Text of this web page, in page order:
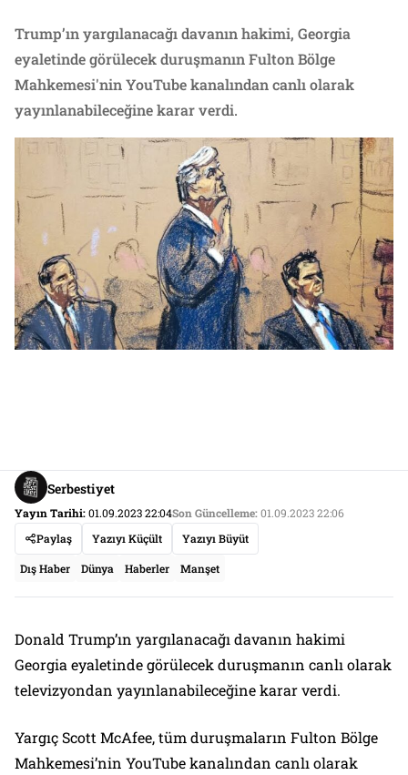
Trump’ın yargılanacağı davanın hakimi, Georgia
eyaletinde görülecek duruşmanın Fulton Bölge
Mahkemesi'nin YouTube kanalından canlı olarak
yayınlanabileceğine karar verdi.
Serbestiyet
Yayın Tarihi:01.09.2023 22:04Son Güncelleme:01.09.2023 22:06
Paylaş
Yazıyı Küçült Yazıyı Büyüt
Dış Haber Dünya Haberler Manşet
Donald Trump’ın yargılanacağı davanın hakimi
Georgia eyaletinde görülecek duruşmanın canlı olarak
televizyondan yayınlanabileceğine karar verdi.
Yargıç Scott McAfee, tüm duruşmaların Fulton Bölge
Mahkemesi’nin YouTube kanalından canlı olarak